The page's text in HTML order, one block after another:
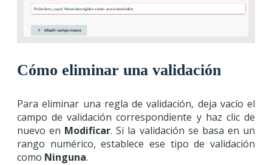
Cómo eliminar una validación
Para eliminar una regla de validación, deja vacío el
campo de validación correspondiente y haz clic de
nuevo en Modificar. Si la validación se basa en un
rango numérico, establece ese tipo de validación
como Ninguna.